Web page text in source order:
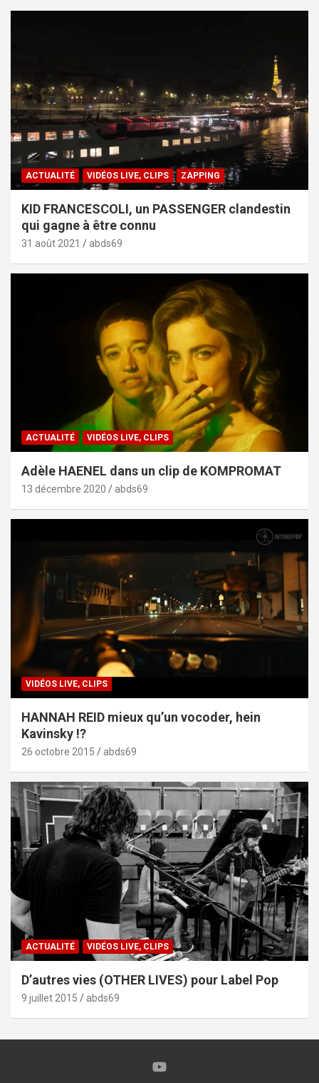
ACTUALITÉ VIDÉOS LIVE, CLIPS ZAPPING
KID FRANCESCOLI, un PASSENGER clandestin
qui gagne à être connu
31 août 2021 abds69
ACTUALITÉ VIDÉOS LIVE, CLIPS
Adèle HAENEL dans un clip de KOMPROMAT
13 décembre 2020 abds69
VIDÉOS LIVE, CLIPS
HANNAH REID mieux qu’un vocoder, hein
Kavinsky !?
26 octobre 2015 abds69
ACTUALITÉ VIDÉOS LIVE, CLIPS
D’autres vies (OTHER LIVES) pour Label Pop
9 juillet 2015 abds69